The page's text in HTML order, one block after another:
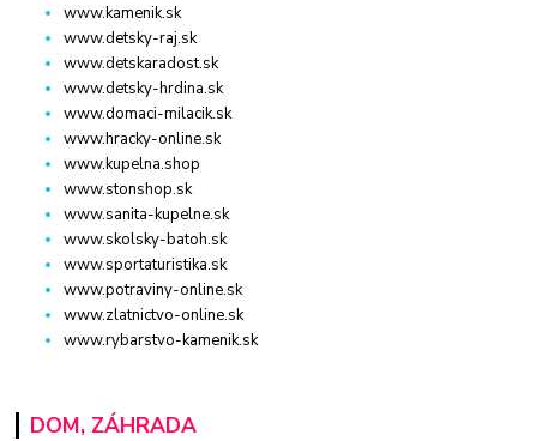
www.kamenik.sk
www.detsky-raj.sk
www.detskaradost.sk
www.detsky-hrdina.sk
www.domaci-milacik.sk
www.hracky-online.sk
www.kupelna.shop
www.stonshop.sk
www.sanita-kupelne.sk
www.skolsky-batoh.sk
www.sportaturistika.sk
www.potraviny-online.sk
www.zlatnictvo-online.sk
www.rybarstvo-kamenik.sk
DOM, ZÁHRADA